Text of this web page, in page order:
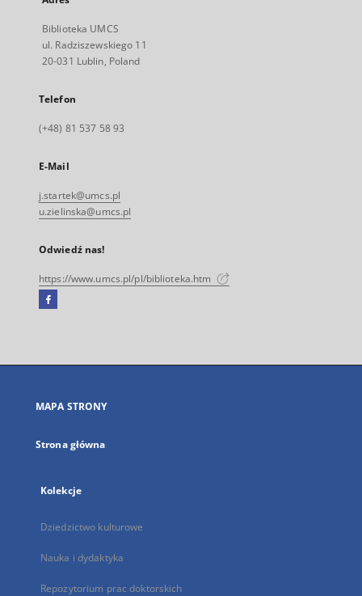
Biblioteka UMCS
ul. Radziszewskiego 11
20-031 Lublin, Poland
Telefon
(+48) 81 537 58 93
E-Mail
j.startek@umcs.pl
u.zielinska@umcs.pl
Odwiedź nas!
https://www.umcs.pl/pl/biblioteka.htm
Facebook
się
karcie
MAPA STRONY
Strona główna
Kolekcje
Dziedzictwo kulturowe
Nauka i dydaktyka
Repozytorium prac doktorskich